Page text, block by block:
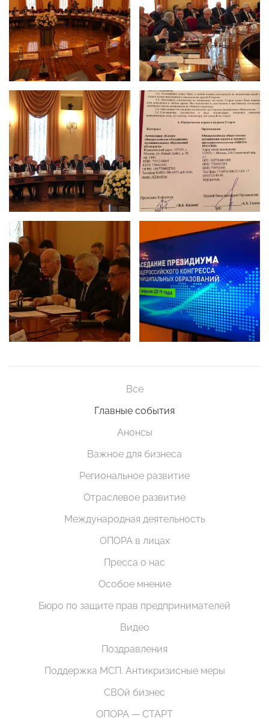
Все
Главные события
Анонсы
Важное для бизнеса
Региональное развитие
Отраслевое развитие
Международная деятельность
ОПОРА в лицах
Пресса о нас
Особое мнение
Бюро по защите прав предпринимателей
Видео
Поздравления
Поддержка МСП. Антикризисные меры
СВОй бизнес
ОПОРА — СТАРТ